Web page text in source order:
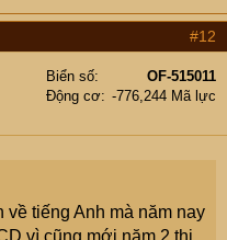
#12
Biển số
OF-515011
Động cơ
-776,244 Mã lực
về tiếng Anh mà năm nay
vì cũng mới năm 2 thi